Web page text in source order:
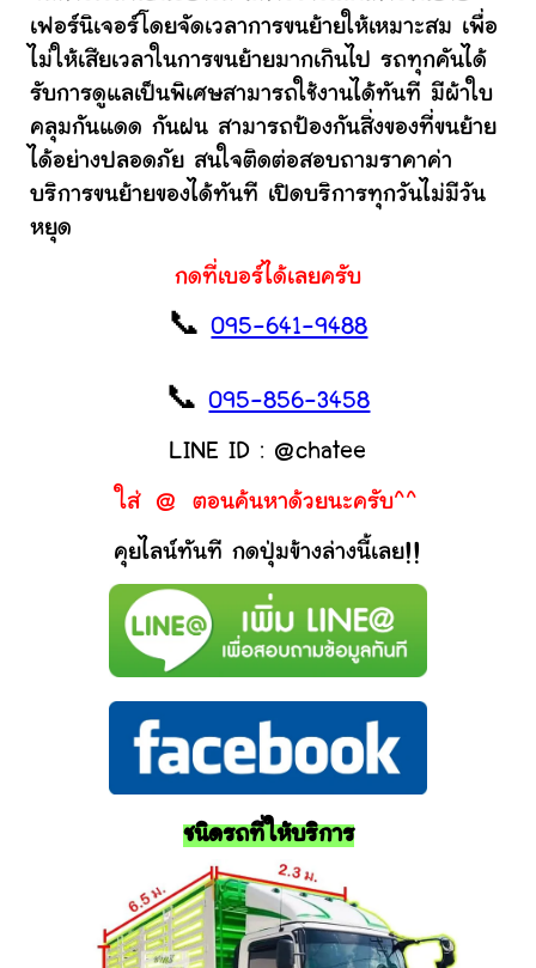
เฟอร์นิเจอร์โดยจัดเวลาการขนย้ายให้เหมาะสม เพื่อ
ไม่ให้เสียเวลาในการขนย้ายมากเกินไป รถทุกคันได้
รับการดูแลเป็นพิเศษสามารถใช้งานได้ทันที มีผ้าใบ
คลุมกันแดด กันฝน สามารถป้องกันสิ่งของที่ขนย้าย
ได้อย่างปลอดภัย สนใจติดต่อสอบถามราคาค่า
บริการขนย้ายของได้ทันที เปิดบริการทุกวันไม่มีวัน
หยุด
กดที่เบอร์ได้เลยครับ
📞095-641-9488
📞095-856-3458
LINE ID : @chatee
ใส่ @ ตอนค้นหาด้วยนะครับ^^
คุยไลน์ทันที กดปุ่มข้างล่างนี้เลย!!
ชนิดรถที่ให้บริการ